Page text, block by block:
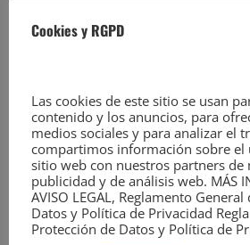
convierte en cómplice
Defender el territorio no es
opcional: es una obligación
legal y democrática”,
denuncia la organización.
EA exige la ejecución
subsidiaria inmediata y
Cookies y RGPD
Las cookies de este sitio se usan
contenido y los anuncios, para
medios sociales y para analizar el
compartimos información sobre el
sitio web con nuestros partners de
publicidad y de análisis web. MÁS
AVISO LEGAL, Reglamento
Datos y Política de Privacidad
Protección de Datos y Política de